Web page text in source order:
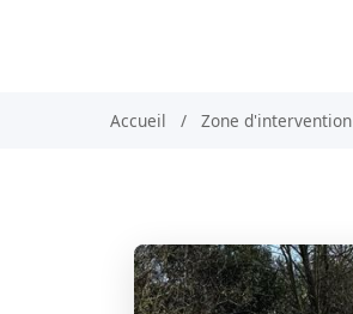
Accueil / Zone d'intervention